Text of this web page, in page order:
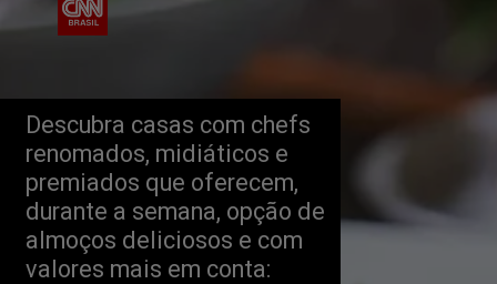
Descubra casas com chefs
renomados, midiáticos e
premiados que oferecem,
durante a semana, opção de
almoços deliciosos e com
valores mais em conta: